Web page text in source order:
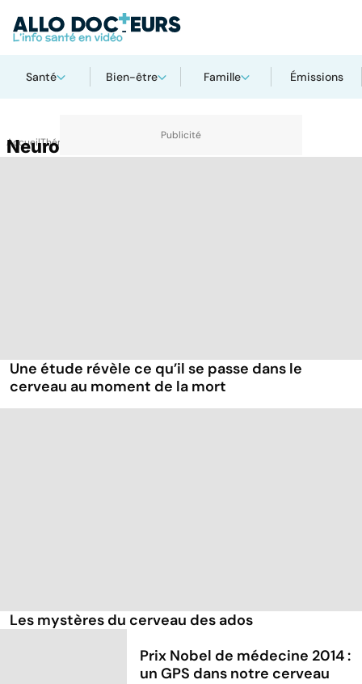
Santé Bien-être Famille Émissions
AccueilThématiques
Neurosciences
Une étude révèle ce qu’il se passe dans le
cerveau au moment de la mort
Les mystères du cerveau des ados
Prix Nobel de médecine 2014 :
un GPS dans notre cerveau